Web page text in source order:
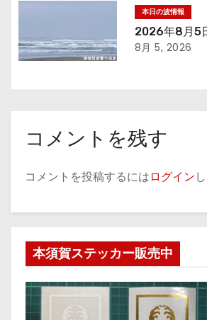
本日の波情報
2026年8月5
8月 5, 2026
コメントを残す
コメントを投稿するにはログイン
本須賀ステッカー販売中